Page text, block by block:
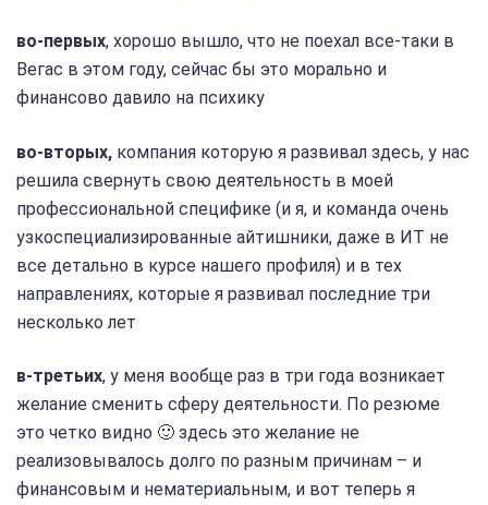
во-первых, хорошо вышло, что не поехал все-таки в
Вегас в этом году, сейчас бы это морально и
финансово давило на психику
во-вторых, компания которую я развивал здесь, у нас
решила свернуть свою деятельность в моей
профессиональной специфике (и я, и команда очень
узкоспециализированные айтишники, даже в ИТ не
все детально в курсе нашего профиля) и в тех
направлениях, которые я развивал последние три
несколько лет
в-третьих, у меня вообще раз в три года возникает
желание сменить сферу деятельности. По резюме
это четко видно 🙂 здесь это желание не
реализовывалось долго по разным причинам – и
финансовым и нематериальным, и вот теперь я